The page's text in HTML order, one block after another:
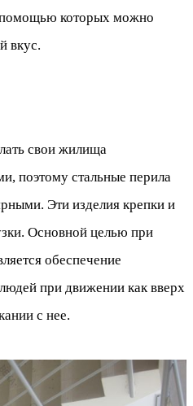
которых можно
вкус.
свои жилища
поэтому стальные перила
Эти изделия крепки и
Основной целью при
обеспечение
при движении как вверх
с нее.